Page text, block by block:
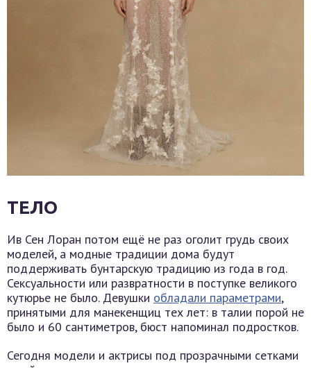
ТЕЛО
Ив Сен Лоран потом ещё не раз оголит грудь своих
моделей, а модные традиции дома будут
поддерживать бунтарскую традицию из года в год.
Сексуальности или развратности в поступке великого
кутюрье не было. Девушки обладали параметрами,
принятыми для манекенщиц тех лет: в талии порой не
было и 60 сантиметров, бюст напоминал подростков.
Сегодня модели и актрисы под прозрачными сетками